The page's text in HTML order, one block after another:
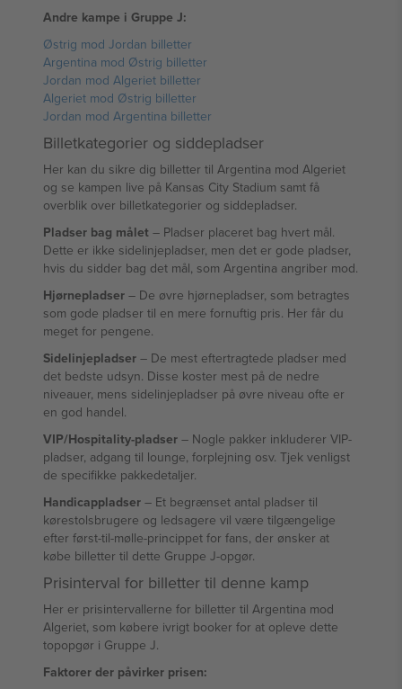
Andre kampe i Gruppe J:
Østrig mod Jordan billetter
Argentina mod Østrig billetter
Jordan mod Algeriet billetter
Algeriet mod Østrig billetter
Jordan mod Argentina billetter
Billetkategorier og siddepladser
Her kan du sikre dig billetter til Argentina mod Algeriet
og se kampen live på Kansas City Stadium samt få
overblik over billetkategorier og siddepladser.
Pladser bag målet – Pladser placeret bag hvert mål.
Dette er ikke sidelinjepladser, men det er gode pladser,
hvis du sidder bag det mål, som Argentina angriber mod.
Hjørnepladser – De øvre hjørnepladser, som betragtes
som gode pladser til en mere fornuftig pris. Her får du
meget for pengene.
Sidelinjepladser – De mest eftertragtede pladser med
det bedste udsyn. Disse koster mest på de nedre
niveauer, mens sidelinjepladser på øvre niveau ofte er
en god handel.
VIP/Hospitality-pladser – Nogle pakker inkluderer VIP-
pladser, adgang til lounge, forplejning osv. Tjek venligst
de specifikke pakkedetaljer.
Handicappladser – Et begrænset antal pladser til
kørestolsbrugere og ledsagere vil være tilgængelige
efter først-til-mølle-princippet for fans, der ønsker at
købe billetter til dette Gruppe J-opgør.
Prisinterval for billetter til denne kamp
Her er prisintervallerne for billetter til Argentina mod
Algeriet, som købere ivrigt booker for at opleve dette
topopgør i Gruppe J.
Faktorer der påvirker prisen: